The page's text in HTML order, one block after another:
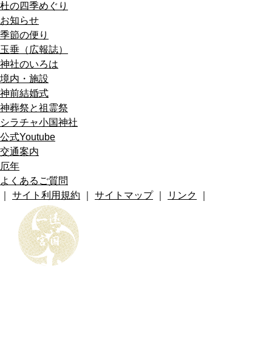
杜の四季めぐり
お知らせ
季節の便り
玉垂（広報誌）
神社のいろは
境内・施設
神前結婚式
神葬祭と祖霊祭
シラチャ小国神社
公式Youtube
交通案内
厄年
よくあるご質問
サイト利用規約 サイトマップ｜ リンク